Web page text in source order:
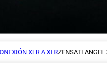
XLR A XLRZENSATI ANGEL